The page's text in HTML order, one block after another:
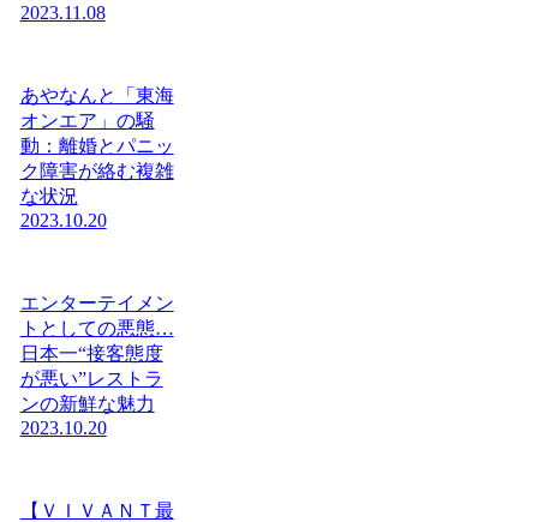
2023.11.08
あやなんと「東海
オンエア」の騒
動：離婚とパニッ
ク障害が絡む複雑
な状況
2023.10.20
エンターテイメン
トとしての悪態…
日本一“接客態度
が悪い”レストラ
ンの新鮮な魅力
2023.10.20
【ＶＩＶＡＮＴ最